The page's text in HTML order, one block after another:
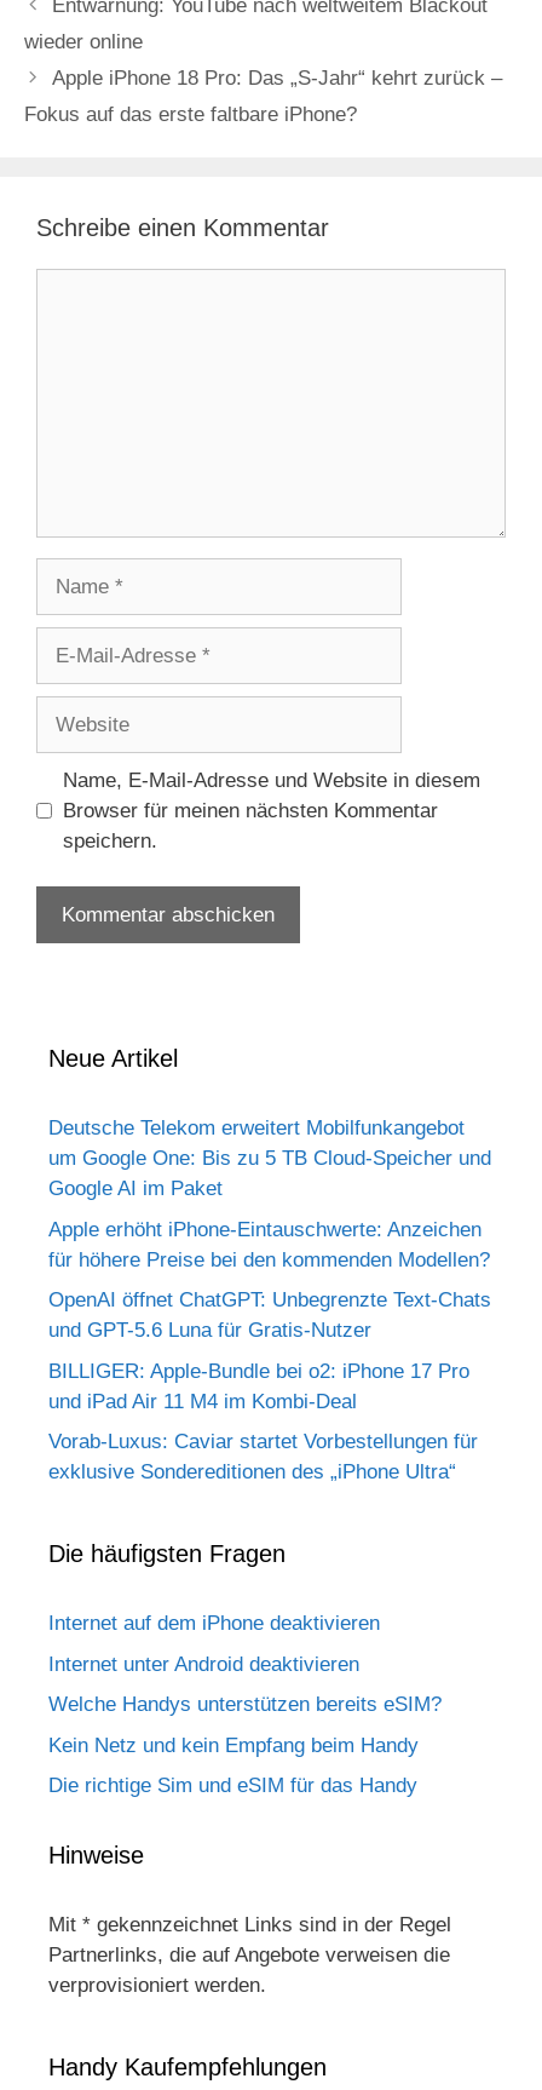
e
Entwarnung: YouTube nach weltweitem Blackout
wieder online
Apple iPhone 18 Pro: Das „S-Jahr“ kehrt zurück –
Fokus auf das erste faltbare iPhone?
Schreibe einen Kommentar
Adresse
Name, E-Mail-Adresse und Website in diesem
Browser für meinen nächsten Kommentar
speichern.
Neue Artikel
Deutsche Telekom erweitert Mobilfunkangebot
um Google One: Bis zu 5 TB Cloud-Speicher und
Google AI im Paket
Apple erhöht iPhone-Eintauschwerte: Anzeichen
für höhere Preise bei den kommenden Modellen?
OpenAI öffnet ChatGPT: Unbegrenzte Text-Chats
und GPT-5.6 Luna für Gratis-Nutzer
BILLIGER: Apple-Bundle bei o2: iPhone 17 Pro
und iPad Air 11 M4 im Kombi-Deal
Vorab-Luxus: Caviar startet Vorbestellungen für
exklusive Sondereditionen des „iPhone Ultra“
Die häufigsten Fragen
Internet auf dem iPhone deaktivieren
Internet unter Android deaktivieren
Welche Handys unterstützen bereits eSIM?
Kein Netz und kein Empfang beim Handy
Die richtige Sim und eSIM für das Handy
Hinweise
Mit * gekennzeichnet Links sind in der Regel
Partnerlinks, die auf Angebote verweisen die
verprovisioniert werden.
Handy Kaufempfehlungen